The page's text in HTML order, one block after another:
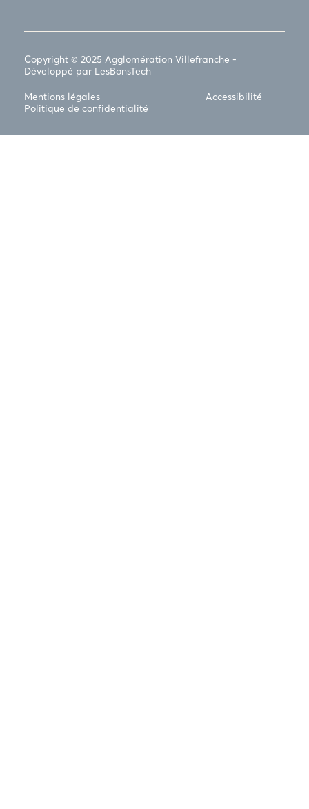
Copyright © 2025 Agglomération Villefranche -
Développé par LesBonsTech
Mentions légales
Accessibilité
Politique de confidentialité